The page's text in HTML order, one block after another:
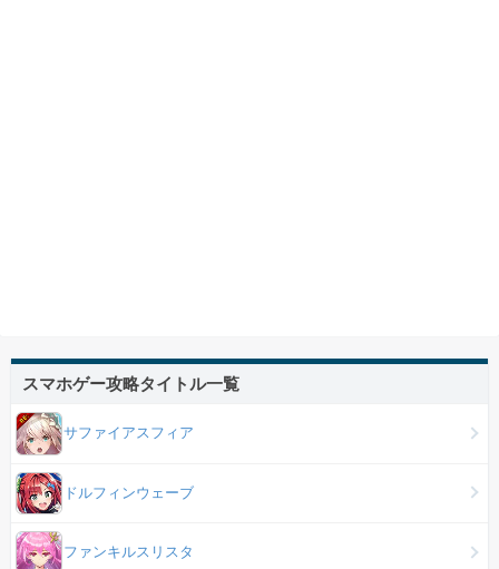
スマホゲー攻略タイトル一覧
サファイアスフィア
ドルフィンウェーブ
ファンキルスリスタ